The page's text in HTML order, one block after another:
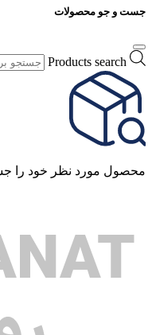
جست و جو محصولات
Products search
محصول مورد نظر خود را